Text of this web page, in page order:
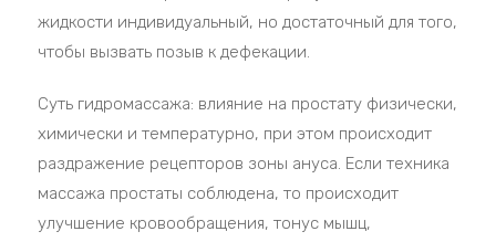
жидкости индивидуальный, но достаточный для того,
чтобы вызвать позыв к дефекации.
Суть гидромассажа: влияние на простату физически,
химически и температурно, при этом происходит
раздражение рецепторов зоны ануса. Если техника
массажа простаты соблюдена, то происходит
улучшение кровообращения, тонус мышц,